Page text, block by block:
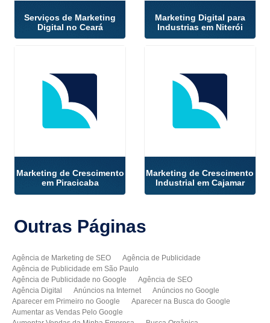
Serviços de Marketing
Digital no Ceará
Marketing Digital para
Industrias em Niterói
Marketing de Crescimento
em Piracicaba
Marketing de Crescimento
Industrial em Cajamar
Outras Páginas
Agência de Marketing de SEO
Agência de Publicidade
Agência de Publicidade em São Paulo
Agência de Publicidade no Google
Agência de SEO
Agência Digital
Anúncios na Internet
Anúncios no Google
Aparecer em Primeiro no Google
Aparecer na Busca do Google
Aumentar as Vendas Pelo Google